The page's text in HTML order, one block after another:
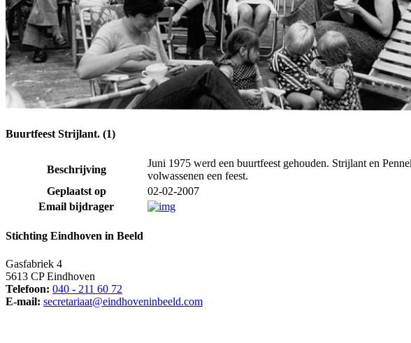
Buurtfeest Strijlant. (1)
Beschrijving
Juni 1975 werd een buurtfeest gehouden. Strijlant en
volwassenen een feest.
Geplaatst op
02-02-2007
Email bijdrager
Stichting Eindhoven in Beeld
Gasfabriek 4
5613 CP Eindhoven
Telefoon: 040 - 211 60 72
E-mail: secretariaat@eindhoveninbeeld.com